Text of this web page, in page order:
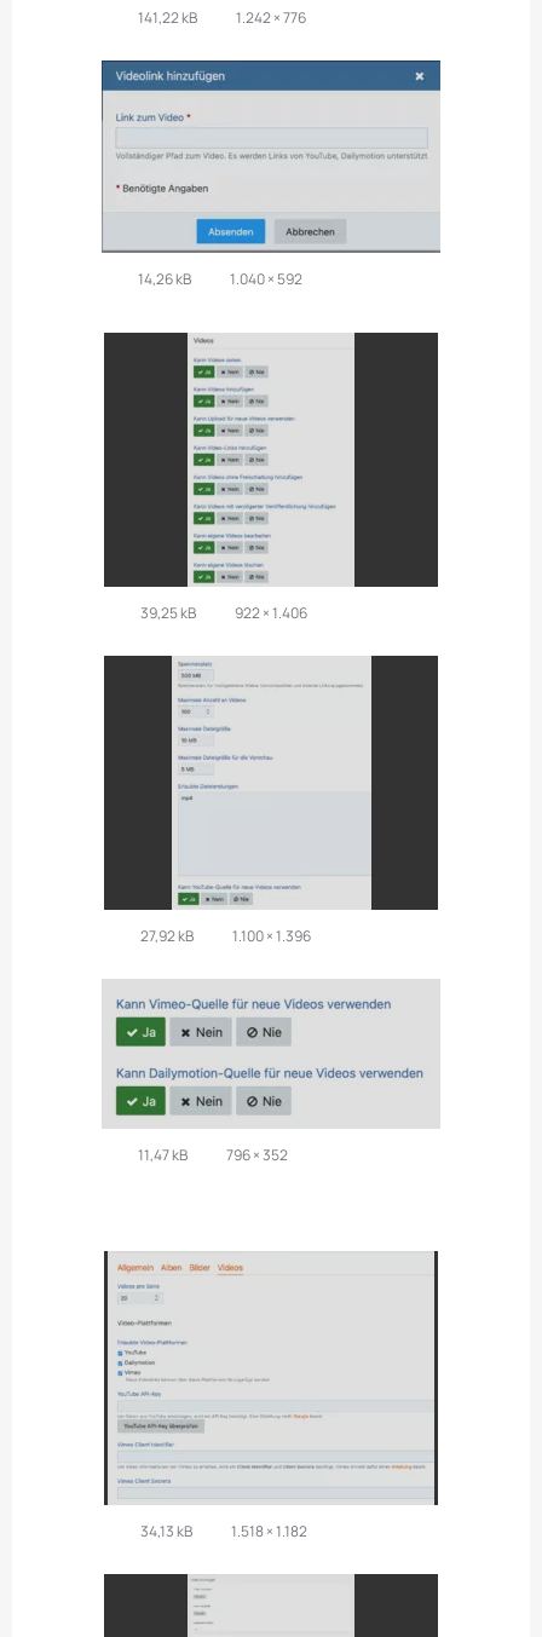
141,22 kB 1.242 × 776
14,26 kB 1.040 × 592
39,25 kB 922 × 1.406
27,92 kB 1.100 × 1.396
11,47 kB 796 × 352
34,13 kB 1.518 × 1.182